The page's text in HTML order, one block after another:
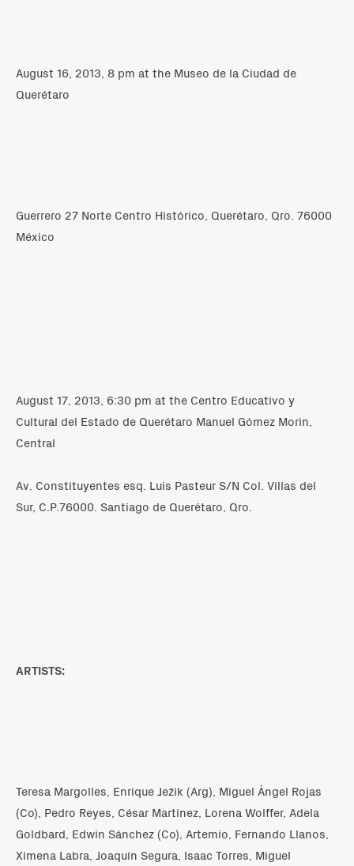
August 16, 2013, 8 pm at the Museo de la Ciudad de
Querétaro
Guerrero 27 Norte Centro Histórico, Querétaro, Qro. 76000
México
August 17, 2013, 6:30 pm at the Centro Educativo y
Cultural del Estado de Querétaro Manuel Gómez Morin,
Central
Av. Constituyentes esq. Luis Pasteur S/N Col. Villas del
Sur, C.P.76000. Santiago de Querétaro, Qro.
ARTISTS:
Teresa Margolles, Enrique Ježik (Arg), Miguel Ángel Rojas
(Co), Pedro Reyes, César Martínez, Lorena Wolffer, Adela
Goldbard, Edwin Sánchez (Co), Artemio, Fernando Llanos,
Ximena Labra, Joaquín Segura, Isaac Torres, Miguel